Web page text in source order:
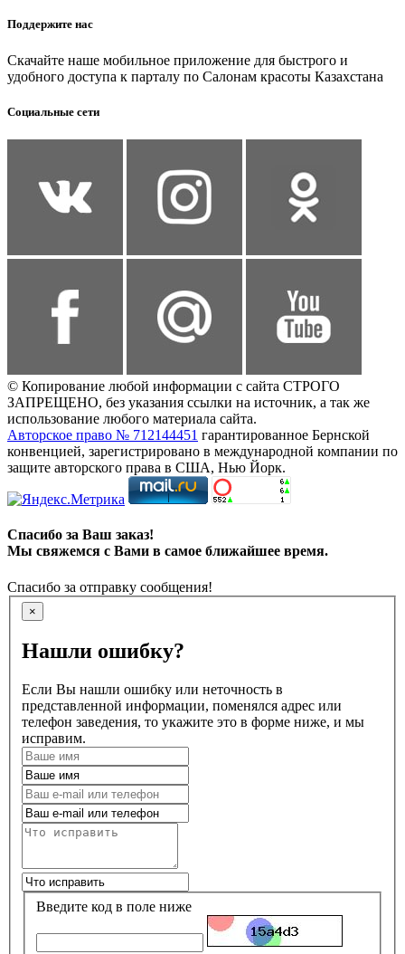
Поддержите нас
Скачайте наше мобильное приложение для быстрого и
удобного доступа к парталу по Салонам красоты Казахстана
Социальные сети
© Копирование любой информации с сайта СТРОГО
ЗАПРЕЩЕНО, без указания ссылки на источник, а так же
использование любого материала сайта.
Авторское право № 712144451 гарантированное Бернской
конвенцией, зарегистрировано в международной компании по
защите авторского права в США, Нью Йорк.
Спасибо за Ваш заказ!
Мы свяжемся с Вами в самое ближайшее время.
Спасибо за отправку сообщения!
×
Нашли ошибку?
Если Вы нашли ошибку или неточность в
представленной информации, поменялся адрес или
телефон заведения, то укажите это в форме ниже, и мы
исправим.
Введите код в поле ниже